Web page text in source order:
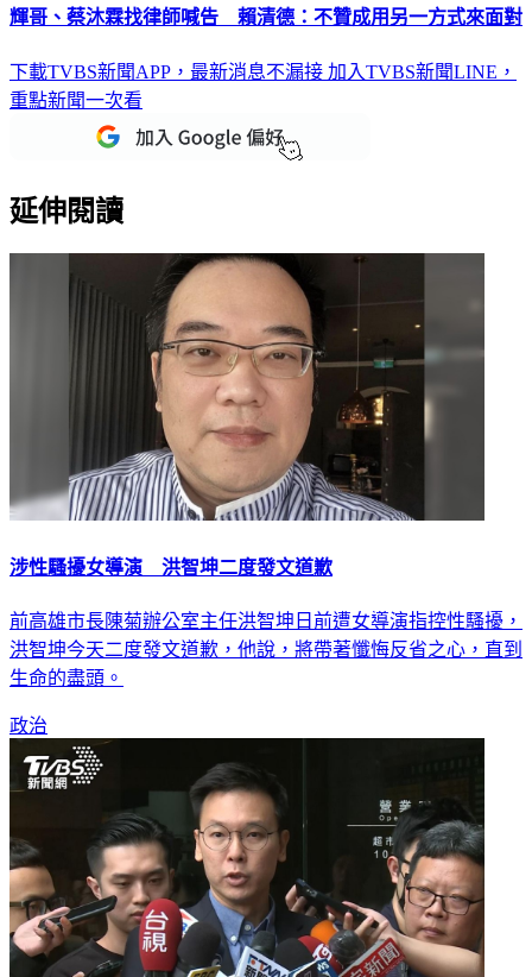
輝哥、蔡沐霖找律師喊告 賴清德：不贊成用另一方式來面對
下載TVBS新聞APP，最新消息不漏接 加入TVBS新聞LINE，
重點新聞一次看
延伸閱讀
涉性騷擾女導演 洪智坤二度發文道歉
前高雄市長陳菊辦公室主任洪智坤日前遭女導演指控性騷擾，
洪智坤今天二度發文道歉，他說，將帶著懺悔反省之心，直到
生命的盡頭。
政治